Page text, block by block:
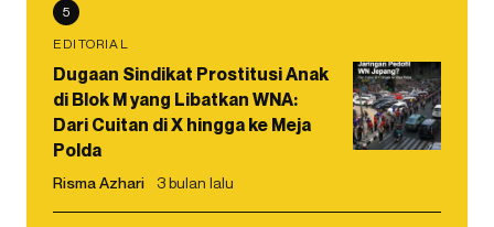
5
EDITORIAL
Dugaan Sindikat Prostitusi Anak
di Blok M yang Libatkan WNA:
Dari Cuitan di X hingga ke Meja
Polda
Risma Azhari 3 bulan lalu